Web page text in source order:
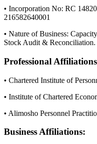
• Incorporation No: RC
216582640001
• Nature of Business:
Stock Audit & Reconciliation.
Professional
• Chartered Institute of
• Institute of Chartered
• Alimosho Personnel
Business Affiliations: